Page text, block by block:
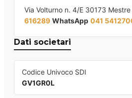
Via Volturno n. 4/E 30173 Mestre
616289 WhatsApp 041
Dati societari
Codice Univoco SDI
GV1GR0L